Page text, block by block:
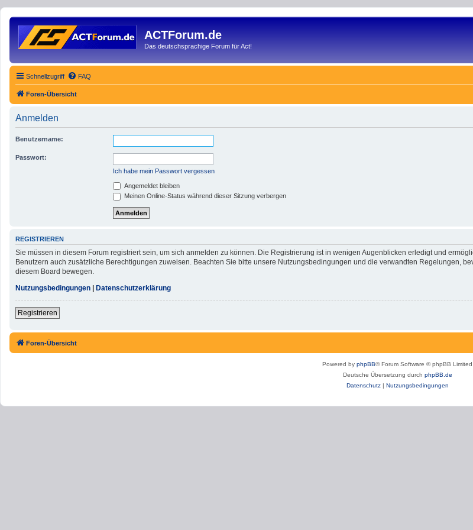
ACTForum.de
Das deutschsprachige Forum für Act!
Schnellzugriff FAQ
Foren-Übersicht
Anmelden
Benutzername:
Passwort:
Ich habe mein Passwort vergessen
Angemeldet bleiben
Meinen Online-Status während dieser Sitzung verbergen
REGISTRIEREN
Sie müssen in diesem Forum registriert sein, um sich anmelden zu können. Die Registrierung ist in wenigen Augenblicken erledigt und
Benutzern auch zusätzliche Berechtigungen zuweisen. Beachten Sie bitte unsere Nutzungsbedingungen und die verwandten Regelungen,
diesem Board bewegen.
Nutzungsbedingungen
Datenschutzerklärung
Registrieren
Foren-Übersicht
Powered by phpBB® Forum Software © phpBB Limited
Deutsche Übersetzung durch phpBB.de
Datenschutz| Nutzungsbedingungen